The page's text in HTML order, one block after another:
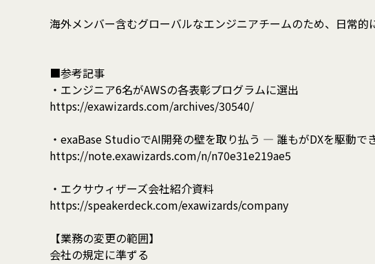
海外メンバー含むグローバルなエンジニアチームのため、日常的
■参考記事
・エンジニア6名がAWSの各表彰プログラムに選出
https://exawizards.com/archives/30540/
・exaBase StudioでAI開発の壁を取り払う ― 誰もがDXを駆動で
https://note.exawizards.com/n/n70e31e219ae5
・エクサウィザーズ会社紹介資料
https://speakerdeck.com/exawizards/company
【業務の変更の範囲】
会社の規定に準ずる